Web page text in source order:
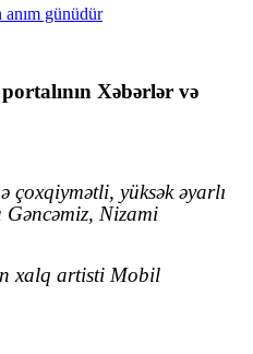
Xəbərlər və
ə çoxqiymətli, yüksək əyarlı
Nizami
xalq artisti Mobil